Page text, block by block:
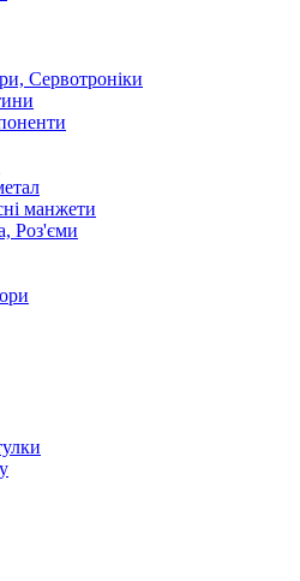
Сервотроніки
манжети
Роз'єми